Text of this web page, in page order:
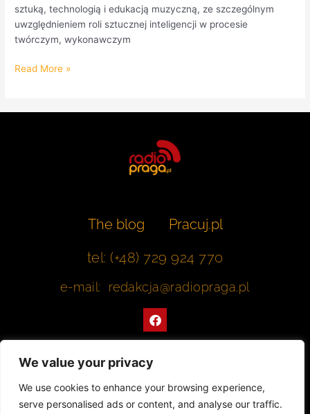
We value your privacy
We use cookies to enhance your browsing experience,
serve personalised ads or content, and analyse our traffic.
sztuką, technologią i edukacją muzyczną, ze szczególnym
uwzględnieniem roli sztucznej inteligencji w procesie
twórczym, wykonawczym
Read More »
The blog
Pracuj.pl
tel: (+48) 729 924 770
e-mail: redakcja@radiopraga.pl
F
a
c
o
k
Współpracujemy z Muzeum Warszawskiej Pragi